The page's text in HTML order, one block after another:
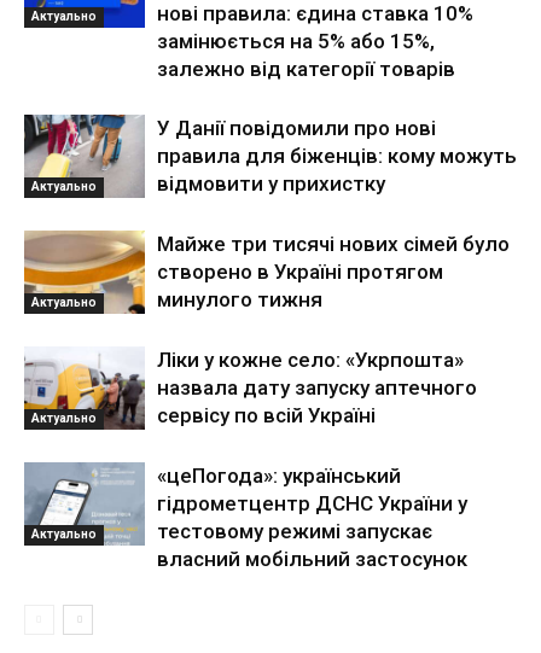
Актуально
нові правила: єдина ставка 10%
замінюється на 5% або 15%,
залежно від категорії товарів
Актуально
У Данії повідомили про нові
правила для біженців: кому можуть
відмовити у прихистку
Актуально
Майже три тисячі нових сімей було
створено в Україні протягом
минулого тижня
Актуально
Ліки у кожне село: «Укрпошта»
назвала дату запуску аптечного
сервісу по всій Україні
Актуально
«цеПогода»: український
гідрометцентр ДСНС України у
тестовому режимі запускає
власний мобільний застосунок